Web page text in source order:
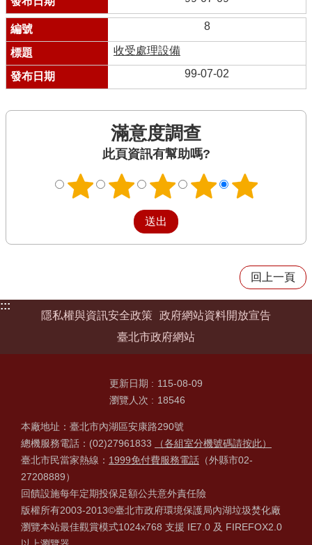
8
收受處理設備
99-07-02
滿意度調查
此頁資訊有幫助嗎?
回上一頁
:::
隱私權與資訊安全政策 政府網站資料開放宣告
臺北市政府網站
更新日期
115-08-09
瀏覽人次
18546
本廠地址：臺北市內湖區安康路290號
總機服務電話：(02)27961833
（各組室分機號碼請按此）
臺北市民當家熱線： 1999免付費服務電話 （外縣市02-
27208889）
回饋設施每年定期投保足額公共意外責任險
版權所有2003-2013©臺北市政府環境保護局內湖垃圾焚化廠
瀏覽本站最佳觀賞模式1024x768 支援 IE7.0 及 FIREFOX2.0